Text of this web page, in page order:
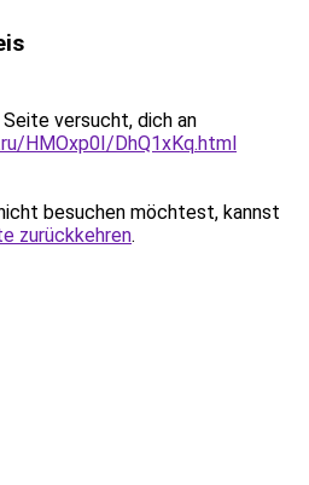
versucht, dich an
HMOxp0I/DhQ1xKq.html
besuchen möchtest, kannst
zurückkehren.